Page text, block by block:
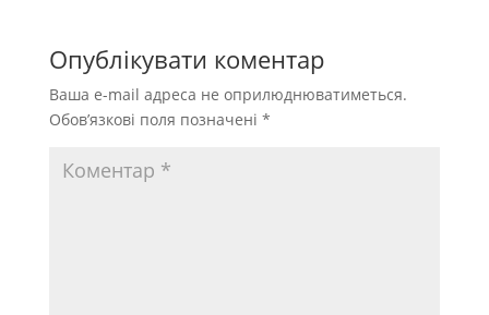
Опублікувати коментар
Ваша e-mail адреса не оприлюднюватиметься.
Обов’язкові поля позначені *